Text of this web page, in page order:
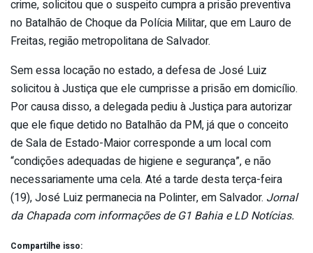
crime, solicitou que o suspeito cumpra a prisão preventiva
no Batalhão de Choque da Polícia Militar, que em Lauro de
Freitas, região metropolitana de Salvador.
Sem essa locação no estado, a defesa de José Luiz
solicitou à Justiça que ele cumprisse a prisão em domicílio.
Por causa disso, a delegada pediu à Justiça para autorizar
que ele fique detido no Batalhão da PM, já que o conceito
de Sala de Estado-Maior corresponde a um local com
“condições adequadas de higiene e segurança”, e não
necessariamente uma cela. Até a tarde desta terça-feira
(19), José Luiz permanecia na Polinter, em Salvador. Jornal
da Chapada com informações de G1 Bahia e LD Notícias.
Compartilhe isso: